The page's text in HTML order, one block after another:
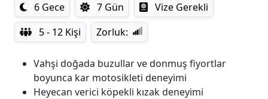
6 Gece 7 Gün
Vize Gerekli
5 - 12 Kişi
Zorluk:
Vahşi doğada buzullar ve donmuş fiyortlar
boyunca kar motosikleti deneyimi
Heyecan verici köpekli kızak deneyimi